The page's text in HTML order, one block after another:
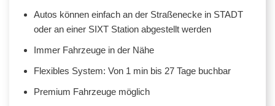
Autos können einfach an der Straßenecke in STADT
oder an einer SIXT Station abgestellt werden
Immer Fahrzeuge in der Nähe
Flexibles System: Von 1 min bis 27 Tage buchbar
Premium Fahrzeuge möglich